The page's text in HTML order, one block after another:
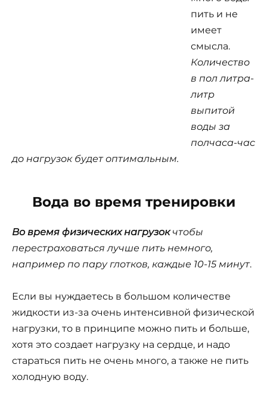
пить и не
имеет
смысла.
Количество
в пол литра-
литр
выпитой
воды за
полчаса-час
до нагрузок будет оптимальным.
Вода во время тренировки
Во время физических нагрузокчтобы
перестраховаться лучше пить немного,
например по пару глотков, каждые 10-15 минут.
Если вы нуждаетесь в большом количестве
жидкости из-за очень интенсивной физической
нагрузки, то в принципе можно пить и больше,
хотя это создает нагрузку на сердце, и надо
стараться пить не очень много, а также не пить
холодную воду.